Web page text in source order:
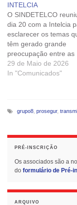
INTELCIA
O SINDETELCO
dia 20 com a Intelcia
esclarecer os temas
têm gerado grande
preocupação entre as
equipas. Estamos a
acompanhar de perto
estabelecimento —
29 de Maio de 2026
In "Comunicados"
grupo8 prosegur,
PRÉ-INSCRIÇÃO
Os associados são a
do formulário de Pré-
ARQUIVO